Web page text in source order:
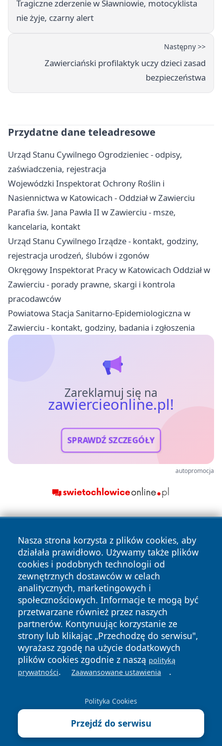
Tragiczne zderzenie w Sławniowie, motocyklista
nie żyje, czarny alert
Następny >>
Zawierciański profilaktyk uczy dzieci zasad
bezpieczeństwa
Przydatne dane teleadresowe
Urząd Stanu Cywilnego Ogrodzieniec - odpisy,
zaświadczenia, rejestracja
Wojewódzki Inspektorat Ochrony Roślin i
Nasiennictwa w Katowicach - Oddział w Zawierciu
Parafia św. Jana Pawła II w Zawierciu - msze,
kancelaria, kontakt
Urząd Stanu Cywilnego Irządze - kontakt, godziny,
rejestracja urodzeń, ślubów i zgonów
Okręgowy Inspektorat Pracy w Katowicach Oddział w
Zawierciu - porady prawne, skargi i kontrola
pracodawców
Powiatowa Stacja Sanitarno-Epidemiologiczna w
Zawierciu - kontakt, godziny, badania i zgłoszenia
Zareklamuj się na
zawiercieonline.pl!
SPRAWDŹ SZCZEGÓŁY
autopromocja
Nasza strona korzysta z plików cookies, aby
działała prawidłowo. Używamy także plików
cookies i podobnych technologii od
zewnętrznych dostawców w celach
analitycznych, marketingowych i
społecznościowych. Informacje te mogą być
przetwarzane również przez naszych
partnerów. Kontynuując korzystanie ze
strony lub klikając „Przechodzę do serwisu",
wyrażasz zgodę na użycie dodatkowych
plików cookies zgodnie z naszą polityką
prywatności. Zaawansowane ustawienia .
Polityka Cookies
Przejdź do serwisu
Copyright © 2026 zawiercieonline.pl Wszystkie prawa
zastrzeżone.
News Autorzy
Polityka
Prywatności
Polityka
Cookies